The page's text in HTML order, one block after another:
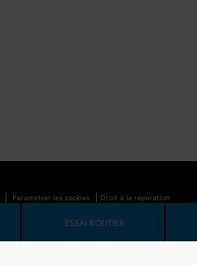
ESSAI ROUTIER
| Paramétrer les cookies | Droit à la réparation